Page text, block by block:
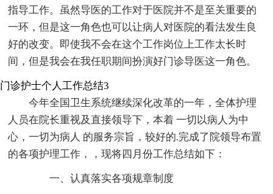
指导工作。虽然导医的工作对于医院并不是至关重要的
一环，但是这一角色也可以让病人对医院的看法发生良
好的改变。即使我不会在这个工作岗位上工作太长时
间，但是我会在我任职期间扮演好门诊导医这一角色。
门诊护士个人工作总结3
今年全国卫生系统继续深化改革的一年，全体护理
人员在院长重视及直接领导下，本着 一切以病人为中
心，一切为病人 的服务宗旨，较好的.完成了院领导布置
的各项护理工作，，现将四月份工作总结如下：
一、认真落实各项规章制度